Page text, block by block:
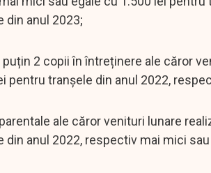
din anul 2023;
2 copii în întreținere ale căror
pentru tranșele din anul 2022,
ale căror venituri lunare
din anul 2022, respectiv mai mici